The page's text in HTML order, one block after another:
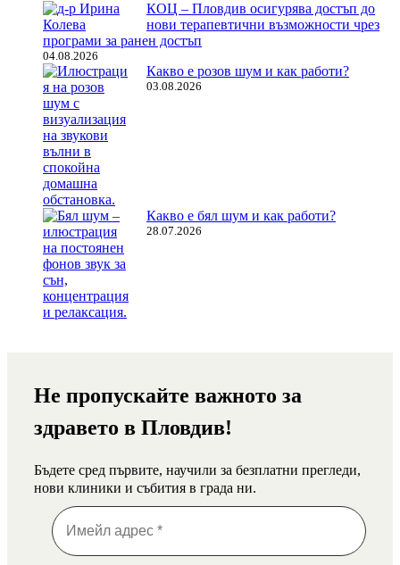
КОЦ – Пловдив осигурява достъп до
нови терапевтични възможности чрез
програми за ранен достъп
04.08.2026
Какво е розов шум и как работи?
03.08.2026
Какво е бял шум и как работи?
28.07.2026
Не пропускайте важното за
здравето в Пловдив!
Бъдете сред първите, научили за безплатни прегледи,
нови клиники и събития в града ни.